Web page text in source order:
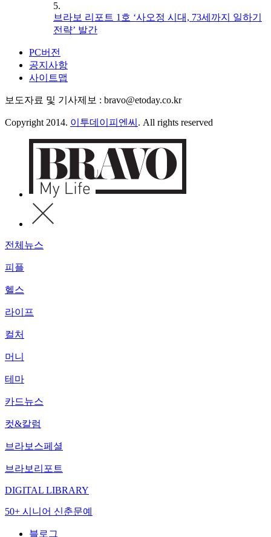
5.
브라보 리포트 1호 ‘사오정 시대, 73세까지 일하기
전략’ 발간
PC버전
공지사항
사이트맵
보도자료 및 기사제보 : bravo@etoday.co.kr
Copyright 2014. 이투데이피엔씨 . All rights reserved
전체뉴스
피플
헬스
라이프
컬처
머니
테마
카드뉴스
컷&칼럼
브라보스페셜
브라보리포트
DIGITAL LIBRARY
50+ 시니어 신춘문예
블로그